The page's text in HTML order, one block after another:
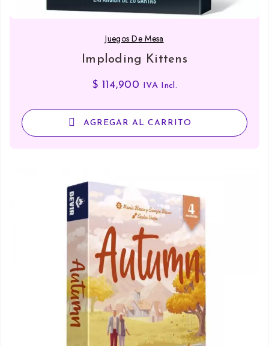
Juegos De Mesa
Imploding Kittens
$ 114,900 IVA Incl.
AGREGAR AL CARRITO